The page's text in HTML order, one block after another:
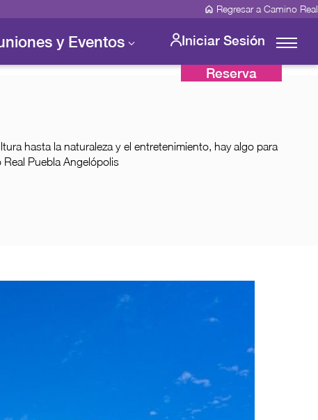
Regresar a Camino Real
y Eventos Iniciar Sesión
Reserva
hasta la naturaleza y el entretenimiento, hay algo para
Puebla Angelópolis